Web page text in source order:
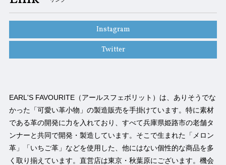
Instagram
Twitter
EARL'S FAVOURITE（アールスフェボリット）は、ありそうでな
かった「可愛い革小物」の製造販売を手掛けています。特に素材
である革の開発に力を入れており、すべて兵庫県姫路市の老舗タ
ンナーと共同で開発・製造しています。そこで生まれた「メロン
革」「いちご革」などを使用した、他にはない個性的な商品を多
く取り揃えています。直営店は東京・秋葉原にございます。機会